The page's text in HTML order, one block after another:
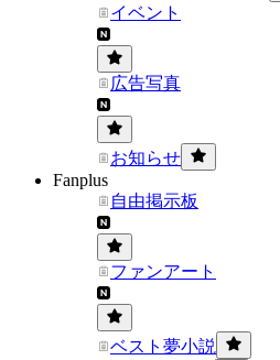
イベント
広告写真
お知らせ
Fanplus
自由掲示板
ファンアート
ベスト夢小説